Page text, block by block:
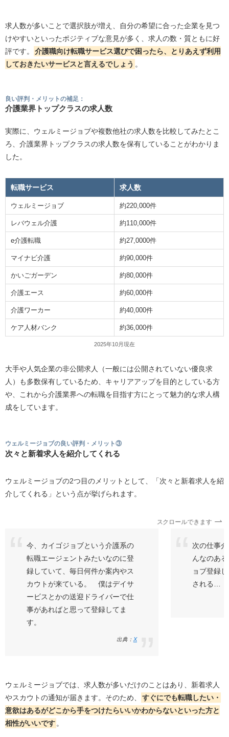
求人数が多いことで選択肢が増え、自分の希望に合った企業を見つ
けやすいといったポジティブな意見が多く、求人の数・質ともに好
評です。
介護職向け転職サービス選びで困ったら、とりあえず利用
しておきたいサービスと言えるでしょう 。
良い評判・メリットの補足：
介護業界トップクラスの求人数
実際に、ウェルミージョブや複数他社の求人数を比較してみたとこ
ろ、介護業界トップクラスの求人数を保有していることがわかりま
した。
転職サービス 求人数
ウェルミージョブ 約220,000件
レバウェル介護 約110,000件
e介護転職 約27,0000件
マイナビ介護 約90,000件
かいごガーデン 約80,000件
介護エース 約60,000件
介護ワーカー 約40,000件
ケア人材バンク 約36,000件
2025年10月現在
大手や人気企業の非公開求人（一般には公開されていない優良求
人）も多数保有しているため、キャリアアップを目的としている方
や、これから介護業界への転職を目指す方にとって魅力的な求人構
成をしています。
ウェルミージョブの良い評判・メリット③
次々と新着求人を紹介してくれる
ウェルミージョブの2つ目のメリットとして、「次々と新着求人を紹
介してくれる」という点が挙げられます。
スクロールできます
今、カイゴジョブという介護系の
転職エージェントみたいなのに登
録していて、毎日何件か案内やス
カウトが来ている。 僕はデイサ
ービスとかの送迎ドライバーで仕
事があればと思って登録してま
す。
出典： X
次の仕事
んなのあ
ョブ登録
される…
ウェルミージョブでは、求人数が多いだけのことはあり、新着求人
やスカウトの通知が届きます。そのため、
すぐにでも転職したい・
意欲はあるがどこから手をつけたらいいかわからないといった方と
相性がいいです。